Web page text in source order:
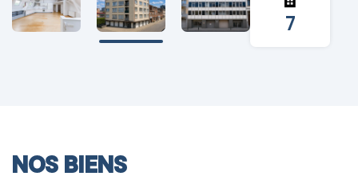
7
NOS BIENS